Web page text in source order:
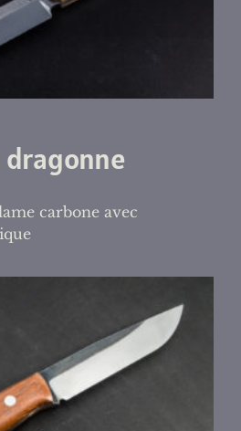
dragonne
carbone avec